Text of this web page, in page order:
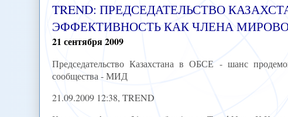
TREND: ПРЕДСЕДАТЕЛЬСТВО
ЭФФЕКТИВНОСТЬ КАК ЧЛЕНА
21 сентября2009
Председательство Казахстана в ОБСЕ - шанс
сообщества - МИД
21.09.2009 12:38, TREND